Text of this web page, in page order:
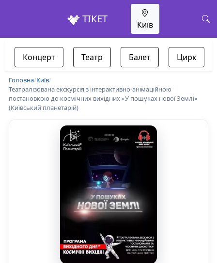
ТІКЕТ Київ
Концерт Театр Балет Цирк
Головна/Київ/
Театралізована екскурсія з інтерактивно-анімаційною
постановкою до космічних вихідних «У пошуках нової Землі»
(Київський планетарій)